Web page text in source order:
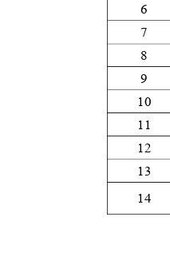
6
7
8
9
10
11
12
13
14